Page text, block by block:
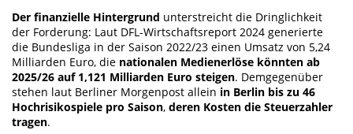
Der finanzielle Hintergrund unterstreicht die Dringlichkeit
der Forderung: Laut DFL-Wirtschaftsreport 2024 generierte
die Bundesliga in der Saison 2022/23 einen Umsatz von 5,24
Milliarden Euro, die nationalen Medienerlöse könnten ab
2025/26 auf 1,121 Milliarden Euro steigen. Demgegenüber
stehen laut Berliner Morgenpost allein in Berlin bis zu 46
Hochrisikospiele pro Saison, deren Kosten die Steuerzahler
tragen.